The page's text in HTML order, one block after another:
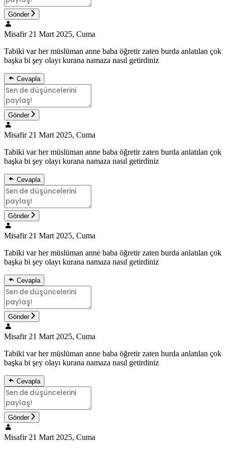
Gönder
Misafir 21 Mart 2025, Cuma
Tabiki var her müslüman anne baba öğretir zaten burda anlatılan çok
başka bi şey olayı kurana namaza nasıl getirdiniz
Cevapla
Gönder
Misafir 21 Mart 2025, Cuma
Tabiki var her müslüman anne baba öğretir zaten burda anlatılan çok
başka bi şey olayı kurana namaza nasıl getirdiniz
Cevapla
Gönder
Misafir 21 Mart 2025, Cuma
Tabiki var her müslüman anne baba öğretir zaten burda anlatılan çok
başka bi şey olayı kurana namaza nasıl getirdiniz
Cevapla
Gönder
Misafir 21 Mart 2025, Cuma
Tabiki var her müslüman anne baba öğretir zaten burda anlatılan çok
başka bi şey olayı kurana namaza nasıl getirdiniz
Cevapla
Gönder
Misafir 21 Mart 2025, Cuma